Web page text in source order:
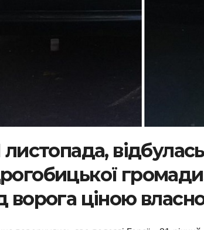
листопада,
ворога ціною